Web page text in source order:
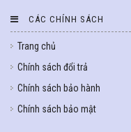
CÁC CHÍNH SÁCH
Trang chủ
Chính sách đổi trả
Chính sách bảo hành
Chính sách bảo mật